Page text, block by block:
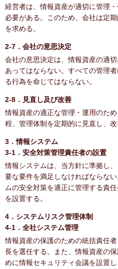
経営者は、情報資産が適切に管理
必要がある。このため、会社は定
を求める。
2-7．会社の意思決定
会社の意思決定は、情報資産の適
あってはならない。すべての管理
る行為を命じてはならない。
2-8．見直し及び改善
情報資産の適正な管理・運用のた
程、管理体制を定期的に見直し、改
3．情報システム
3-1．安全対策管理責任者の設置
情報システムは、当方針に準拠し
要な要件を満足しなければならな
ムの安全対策を適正に管理する責
を設置する。
4．システムリスク管理体制
4-1．全社システム管理
情報資産の保護のための統括責任
長を選任する。また、情報資産の
めに情報セキュリティ会議を設置